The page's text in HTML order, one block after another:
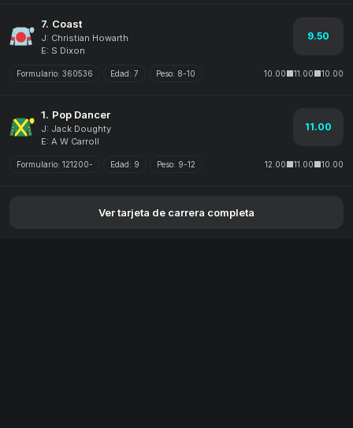
7. Coast
J: Christian Howarth
E: S Dixon
9.50
Formulario: 360536 Edad: 7 Peso: 8-10 10.00 11.00 10.00
1. Pop Dancer
J: Jack Doughty
E: A W Carroll
11.00
Formulario: 121200- Edad: 9 Peso: 9-12 12.00 11.00 10.00
Ver tarjeta de carrera completa